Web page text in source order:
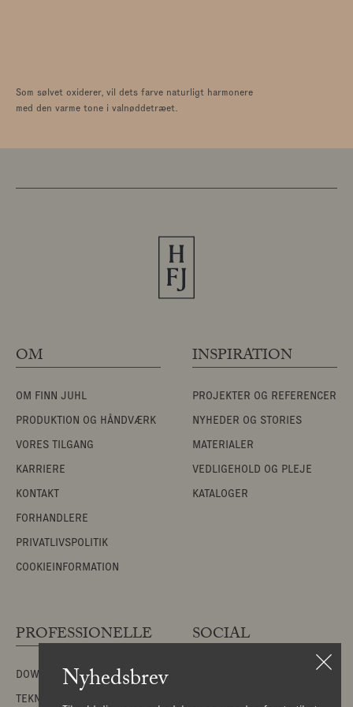
Nyhedsbrev
Som sølvet oxiderer, vil dets farve naturligt harmonere
med den varme tone i valnøddetræet.
OM
OM FINN JUHL
PRODUKTION OG HÅNDVÆRK
VORES TILGANG
KARRIERE
KONTAKT
FORHANDLERE
PRIVATLIVSPOLITIK
COOKIEINFORMATION
INSPIRATION
PROJEKTER OG REFERENCER
NYHEDER OG STORIES
MATERIALER
VEDLIGEHOLD OG PLEJE
KATALOGER
PROFESSIONELLE
DOWNLOADS
TEKNISKE FILER
SOCIAL